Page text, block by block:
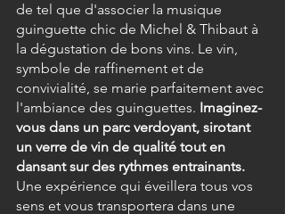
de tel que d'associer la musique
guinguette chic de Michel & Thibaut à
la dégustation de bons vins. Le vin,
symbole de raffinement et de
convivialité, se marie parfaitement avec
l'ambiance des guinguettes. Imaginez-
vous dans un parc verdoyant, sirotant
un verre de vin de qualité tout en
dansant sur des rythmes entrainants.
Une expérience qui éveillera tous vos
sens et vous transportera dans une